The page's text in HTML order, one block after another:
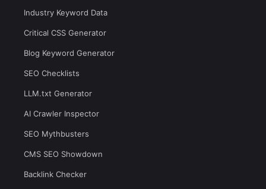
Industry Keyword Data
Critical CSS Generator
Blog Keyword Generator
SEO Checklists
LLM.txt Generator
AI Crawler Inspector
SEO Mythbusters
CMS SEO Showdown
Backlink Checker